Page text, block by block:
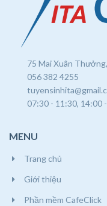
75 Mai Xuân
056 382 4255
07:30 - 11:30, 14:00
MENU
Trang chủ
Giới thiệu
Phần mềm CafeClick